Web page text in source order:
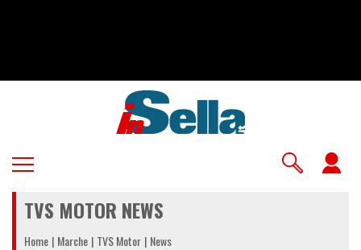
TVS MOTOR NEWS
Home Marche TVS Motor News